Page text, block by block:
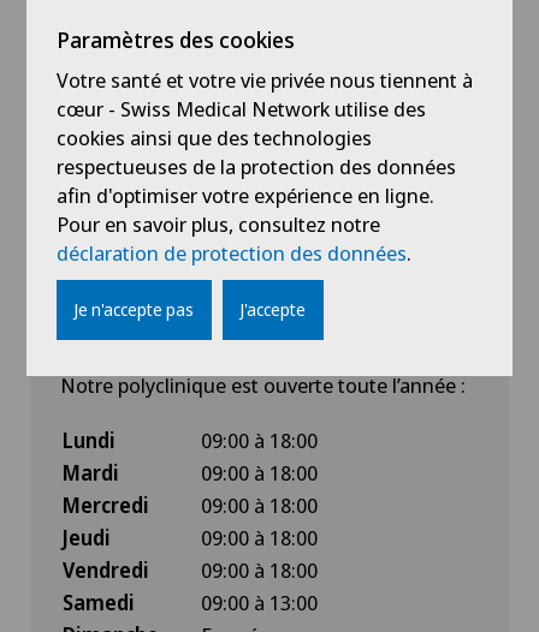
traitement des plaies
Prélèvement sanguinet suivi des
traitements d’anticoagulation
Traitements intraveineux: antibiotiques,
rhumatologie, suppléments en fer, anticorps
Vaccinations
Contact
Notre polyclinique est ouverte toute l’année :
Lundi
09:00 à 18:00
Mardi
09:00 à 18:00
Mercredi
09:00 à 18:00
Jeudi
09:00 à 18:00
Vendredi
09:00 à 18:00
Samedi
09:00 à 13:00
Paramètres des cookies
Votre santé et votre vie privée nous tiennent à
cœur - Swiss Medical Network utilise des
cookies ainsi que des technologies
respectueuses de la protection des données
afin d'optimiser votre expérience en ligne.
Pour en savoir plus, consultez notre
déclaration de protection des données.
Je n'accepte pas J'accepte